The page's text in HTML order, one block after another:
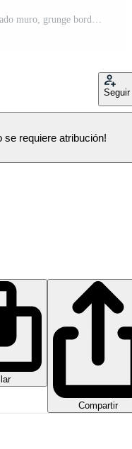
un blanco cuadrado marco en un agrietado muro, grunge borde, antecedentes texturizado fotográfico efecto modelo Vector Pro
Seguir
se requiere atribución!
Compartir